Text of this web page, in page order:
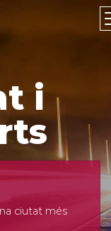
i
ciutat més